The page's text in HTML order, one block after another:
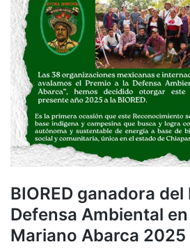
BIORED ganadora del
Defensa Ambiental
Mariano Abarca 2025